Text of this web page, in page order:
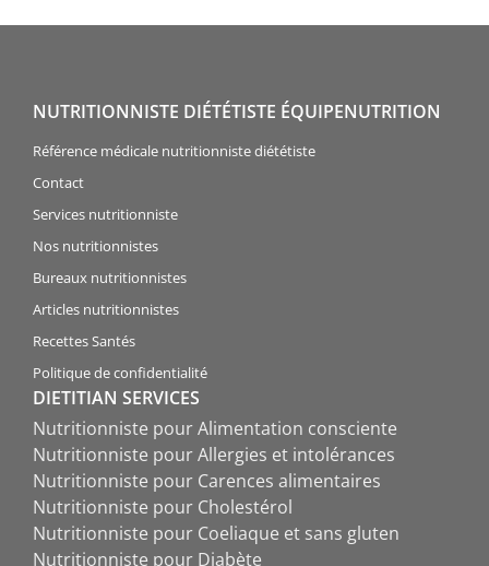
NUTRITIONNISTE DIÉTÉTISTE ÉQUIPENUTRITION
Référence médicale nutritionniste diététiste
Contact
Services nutritionniste
Nos nutritionnistes
Bureaux nutritionnistes
Articles nutritionnistes
Recettes Santés
Politique de confidentialité
DIETITIAN SERVICES
Nutritionniste pour Alimentation consciente
Nutritionniste pour Allergies et intolérances
Nutritionniste pour Carences alimentaires
Nutritionniste pour Cholestérol
Nutritionniste pour Coeliaque et sans gluten
Nutritionniste pour Diabète